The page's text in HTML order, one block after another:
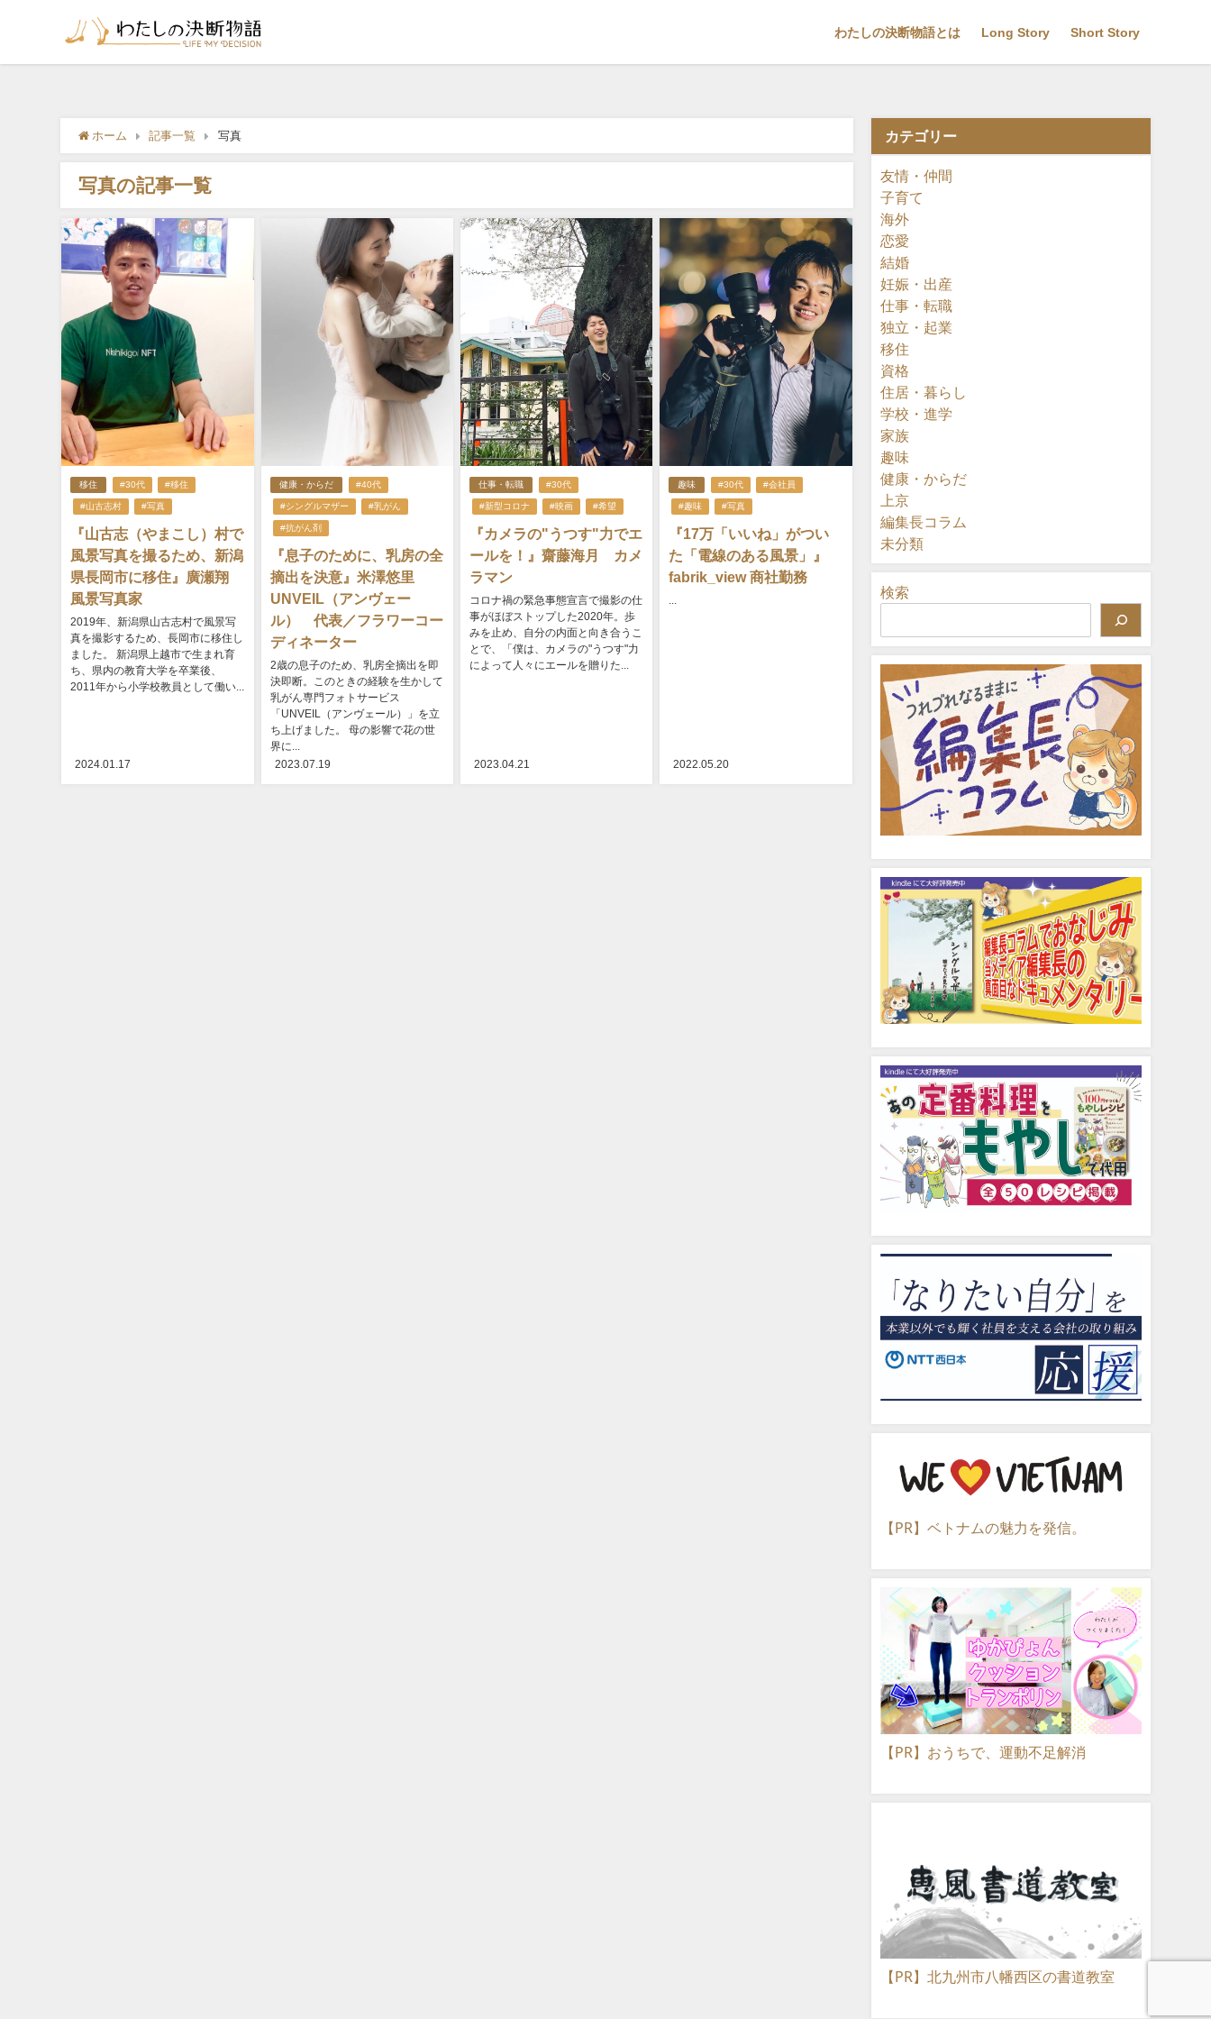
わたしの決断物語とは Long Story Short Story
ホーム 記事一覧 写真
写真の記事一覧
移住 #30代 #移住
#山古志村 #写真
『山古志（やまこし）村で
風景写真を撮るため、新潟
県長岡市に移住』廣瀬翔
風景写真家
2019年、新潟県山古志村で風景写
真を撮影するため、長岡市に移住し
ました。 新潟県上越市で生まれ育
ち、県内の教育大学を卒業後、
2011年から小学校教員として働い...
2024.01.17
健康・からだ #40代
#シングルマザー #乳がん
#抗がん剤
『息子のために、乳房の全
摘出を決意』米澤悠里
UNVEIL（アンヴェー
ル） 代表／フラワーコー
ディネーター
2歳の息子のため、乳房全摘出を即
決即断。このときの経験を生かして
乳がん専門フォトサービス
「UNVEIL（アンヴェール）」を立
ち上げました。 母の影響で花の世
界に...
2023.07.19
仕事・転職 #30代
#新型コロナ #映画 #希望
『カメラの"うつす"力でエ
ールを！』齋藤海月 カメ
ラマン
コロナ禍の緊急事態宣言で撮影の仕
事がほぼストップした2020年。歩
みを止め、自分の内面と向き合うこ
とで、「僕は、カメラの"うつす"力
によって人々にエールを贈りた...
2023.04.21
趣味 #30代 #会社員
#趣味 #写真
『17万「いいね」がつい
た「電線のある風景」』
fabrik_view 商社勤務
2022.05.20
カテゴリー
友情・仲間
子育て
海外
恋愛
結婚
妊娠・出産
仕事・転職
独立・起業
移住
資格
住居・暮らし
学校・進学
家族
趣味
健康・からだ
上京
編集長コラム
未分類
検索
【PR】ベトナムの魅力を発信。
【PR】おうちで、運動不足解消
【PR】北九州市八幡西区の書道教室